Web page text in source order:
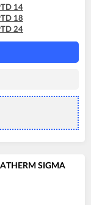
14
18
24
SIGMA